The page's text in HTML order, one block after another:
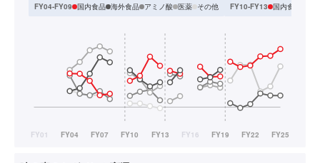
FY04-FY09 国内食品 海外食品 アミノ酸 医薬 その他 FY10-FY13 国内食品